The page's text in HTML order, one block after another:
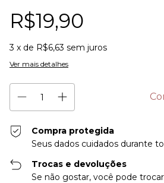
R$19,90
3 x de R$6,63 sem juros
Ver mais detalhes
Compra protegida
Seus dados cuidados durante
Trocas e devoluções
Se não gostar, você pode